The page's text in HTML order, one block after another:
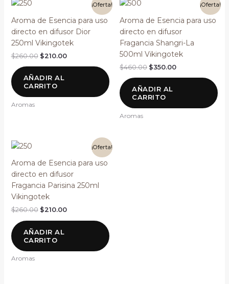
¡Oferta!
Aroma de Esencia para uso
directo en difusor Dior
250ml Vikingotek
$260.00
original
era:
$260.00.
$210.00
actual
es:
$210.00.
AÑADIR AL
CARRITO
Aromas
¡Oferta!
Aroma de Esencia para uso
directo en difusor
Fragancia Shangri-La
500ml Vikingotek
$460.00
original
era:
$460.00.
$350.00
actual
es:
$350.00.
AÑADIR AL
CARRITO
Aromas
¡Oferta!
Aroma de Esencia para uso
directo en difusor
Fragancia Parisina 250ml
Vikingotek
$260.00
original
$260.00.
$210.00
actual
$210.00.
AÑADIR AL
CARRITO
Aromas